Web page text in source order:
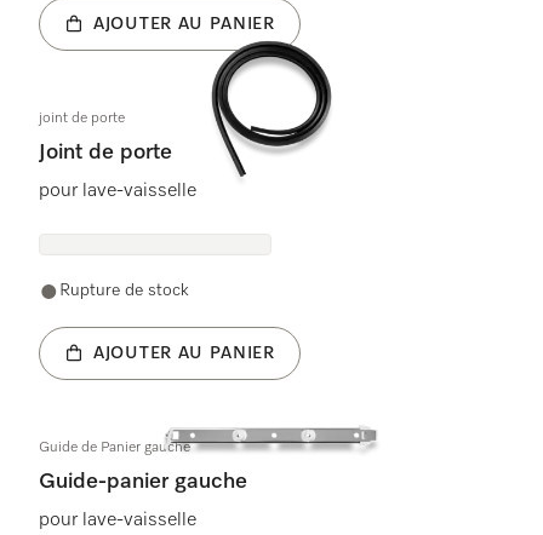
AJOUTER AU PANIER
joint de porte
Joint de porte
pour lave-vaisselle
Rupture de stock
AJOUTER AU PANIER
Guide de Panier gauche
Guide-panier gauche
pour lave-vaisselle